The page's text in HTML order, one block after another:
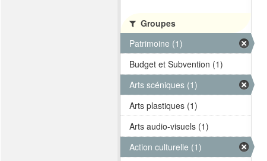
Groupes
Patrimoine (1)
Budget et Subvention (1)
Arts scéniques (1)
Arts plastiques (1)
Arts audio-visuels (1)
Action culturelle (1)